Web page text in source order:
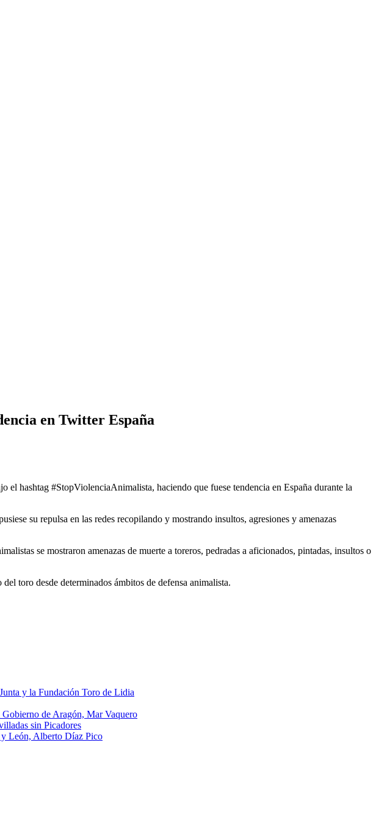
en Twitter España
el hashtag #StopViolenciaAnimalista, haciendo que fuese tendencia en España durante la
su repulsa en las redes recopilando y mostrando insultos, agresiones y amenazas
se mostraron amenazas de muerte a toreros, pedradas a aficionados, pintadas, insultos o
toro desde determinados ámbitos de defensa animalista.
y la Fundación Toro de Lidia
de Aragón, Mar Vaquero
sin Picadores
y León, Alberto Díaz Pico